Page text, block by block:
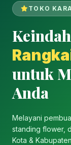
TOKO
untuk
Anda
Melayani
standing flower,
Kota &